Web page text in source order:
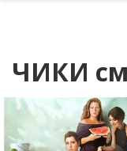
ЧИКИ